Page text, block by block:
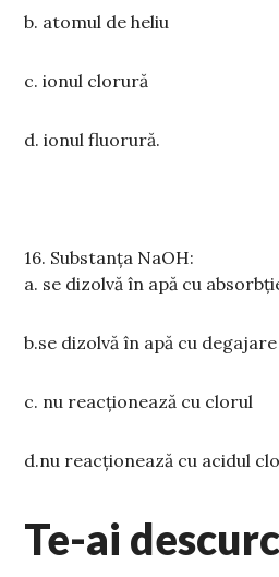
b. atomul de heliu
c.ionul clorură
d.ionul fluorură.
16. Substanța NaOH:
a. se dizolvă în apă cu absorbț
b.se dizolvă în apă cu
c. nu reacționează cu clorul
d.nu reacționează cu acidul
Te-ai